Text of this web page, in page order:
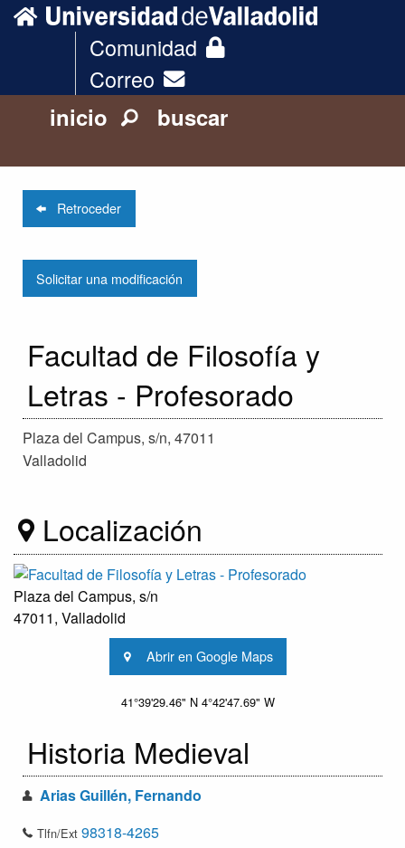
Comunidad
Correo
inicio
buscar
Retroceder
Solicitar una modificación
Facultad de Filosofía y
Letras - Profesorado
Plaza del Campus, s/n, 47011
Valladolid
Localización
Plaza del Campus, s/n
47011, Valladolid
Abrir en Google Maps
41°39'29.46" N 4°42'47.69" W
Historia Medieval
Arias Guillén, Fernando
Tlfn/Ext 98318-4265